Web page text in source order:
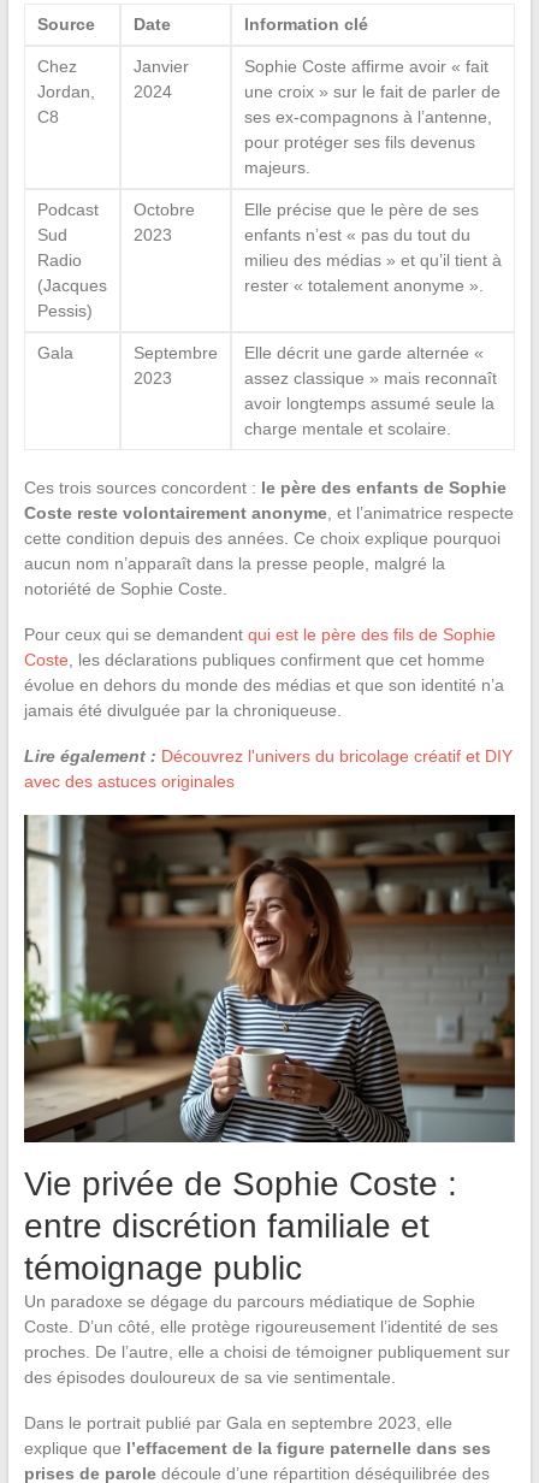
Source Date Information clé
Chez
Jordan,
C8
Janvier
2024
Sophie Coste affirme avoir « fait
une croix » sur le fait de parler de
ses ex-compagnons à l’antenne,
pour protéger ses fils devenus
majeurs.
Podcast
Sud
Radio
(Jacques
Pessis)
Octobre
2023
Elle précise que le père de ses
enfants n’est « pas du tout du
milieu des médias » et qu’il tient à
rester « totalement anonyme ».
Gala
Septembre
2023
Elle décrit une garde alternée «
assez classique » mais reconnaît
avoir longtemps assumé seule la
charge mentale et scolaire.
Ces trois sources concordent : le père des enfants de Sophie
Coste reste volontairement anonyme, et l’animatrice respecte
cette condition depuis des années. Ce choix explique pourquoi
aucun nom n’apparaît dans la presse people, malgré la
notoriété de Sophie Coste.
Pour ceux qui se demandent qui est le père des fils de Sophie
Coste , les déclarations publiques confirment que cet homme
évolue en dehors du monde des médias et que son identité n’a
jamais été divulguée par la chroniqueuse.
Lire également : Découvrez l'univers du bricolage créatif et DIY
avec des astuces originales
Vie privée de Sophie Coste :
entre discrétion familiale et
témoignage public
Un paradoxe se dégage du parcours médiatique de Sophie
Coste. D’un côté, elle protège rigoureusement l’identité de ses
proches. De l’autre, elle a choisi de témoigner publiquement sur
des épisodes douloureux de sa vie sentimentale.
Dans le portrait publié par Gala en septembre 2023, elle
explique que l’effacement de la figure paternelle dans ses
prises de paroledécoule d’une répartition déséquilibrée des